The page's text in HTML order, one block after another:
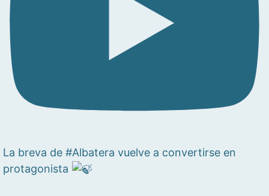
La breva de #Albatera vuelve a convertirse en
protagonista